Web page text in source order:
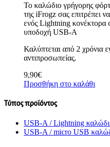
Το καλώδιο γρήγορης
της iFrogz σας επιτρέπει
ενός Lightning κονέκτορα
υποδοχή USB-A
Καλύπτεται από 2 χρόνια
αντιπροσωπείας.
9,90€
Προσθήκη στο καλάθι
Τύπος προϊόντος
USB-A / Lightning
USB-A / micro USB